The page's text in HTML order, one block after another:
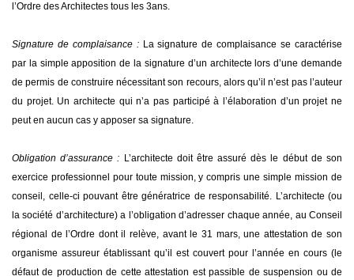
l’Ordre des Architectes tous les 3ans.
Signature de complaisance : La signature de complaisance se caractérise
par la simple apposition de la signature d’un architecte lors d’une demande
de permis de construire nécessitant son recours, alors qu’il n’est pas l’auteur
du projet. Un architecte qui n’a pas participé à l’élaboration d’un projet ne
peut en aucun cas y apposer sa signature.
Obligation d’assurance : L’architecte doit être assuré dès le début de son
exercice professionnel pour toute mission, y compris une simple mission de
conseil, celle-ci pouvant être génératrice de responsabilité. L’architecte (ou
la société d’architecture) a l’obligation d’adresser chaque année, au Conseil
régional de l’Ordre dont il relève, avant le 31 mars, une attestation de son
organisme assureur établissant qu’il est couvert pour l’année en cours (le
défaut de production de cette attestation est passible de suspension ou de